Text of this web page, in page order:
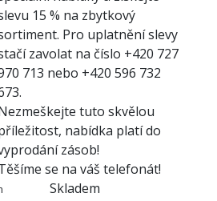
15 % na zbytkový
Pro uplatnění slevy
zavolat na číslo +420 727
713 nebo +420 596 732
tuto skvělou
nabídka platí do
zásob!
se na váš telefonát!
Skladem